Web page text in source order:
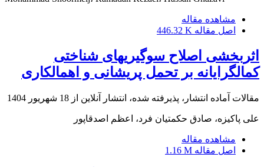
مشاهده مقاله
اصل مقاله 446.32 K
اثربخشی اصلاح سوگیریهای شناختی
کمالگرایانه بر تحمل پریشانی و اهمالکاری
مقالات آماده انتشار، پذیرفته شده، انتشار آنلاین از 18 شهریور 1404
علی پاکیزه، صادق حکمتیان فرد، اعظم اصدقاپور
مشاهده مقاله
اصل مقاله 1.16 M